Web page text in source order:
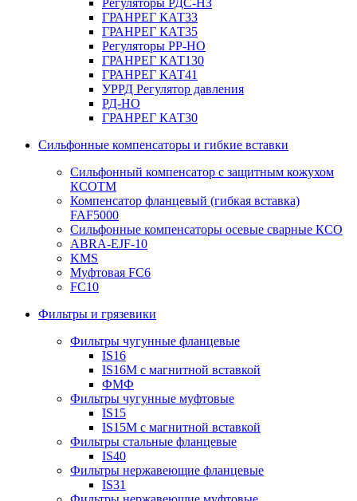
Регуляторы РДС-НЗ
ГРАНРЕГ КАТ33
ГРАНРЕГ КАТ35
Регуляторы РР-НО
ГРАНРЕГ КАТ130
ГРАНРЕГ КАТ41
УРРД Регулятор давления
РД-НО
ГРАНРЕГ КАТ30
Сильфонные компенсаторы и гибкие вставки
Сильфонный компенсатор с защитным кожухом
КСОТM
Компенсатор фланцевый (гибкая вставка)
FAF5000
Сильфонные компенсаторы осевые сварные КСО
ABRA-EJF-10
KMS
Муфтовая FC6
FC10
Фильтры и грязевики
Фильтры чугунные фланцевые
IS16
IS16M с магнитной вставкой
ФМФ
Фильтры чугунные муфтовые
IS15
IS15M c магнитной вставкой
Фильтры стальные фланцевые
IS40
Фильтры нержавеющие фланцевые
IS31